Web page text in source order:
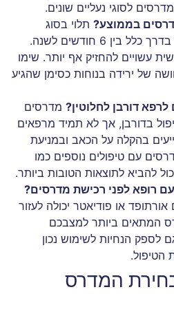
לסוגי נעליים שונים.
בממוצע? תלוי בסוג
המדרס ובשימוש, אך בדרך כלל בין 6 חודשים לשנה.
עשויים להחזיק אף יותר. שימו
של ירידה בנוחות כסימן שהגיע
דורבן לחלוטין? מדרסים
בדורבן, אך לא תמיד מרפאים
בהקלה על הכאב ובמניעת
עם טיפולים נוספים כמו
להביא לתוצאות הטובות ביותר.
רופא לפני רכישת מדרסים?
או פודיאטר יכולה לעזור
המתאים ביותר למצבכם
לספק הנחיות לשימוש נכון
הטיפול.
המדרס